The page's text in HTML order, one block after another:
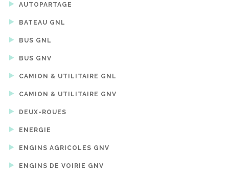
AUTOPARTAGE
BATEAU GNL
BUS GNL
BUS GNV
CAMION & UTILITAIRE GNL
CAMION & UTILITAIRE GNV
DEUX-ROUES
ENERGIE
ENGINS AGRICOLES GNV
ENGINS DE VOIRIE GNV